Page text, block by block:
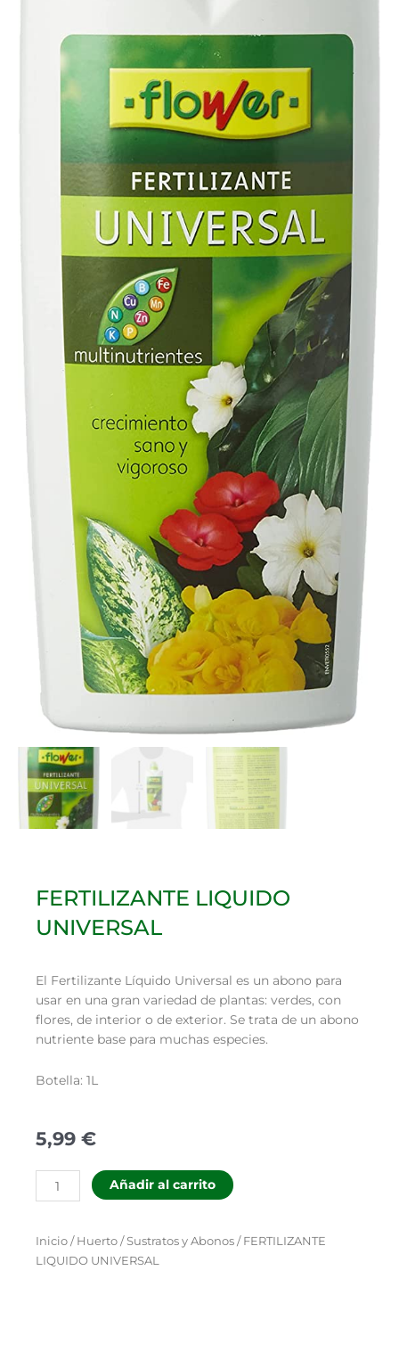
FERTILIZANTE LIQUIDO
UNIVERSAL
El Fertilizante Líquido Universal es un abono para
usar en una gran variedad de plantas: verdes, con
flores, de interior o de exterior. Se trata de un abono
nutriente base para muchas especies.
Botella: 1L
5,99 €
FERTILIZANTE
LIQUIDO
cantidad
Añadir al carrito
Inicio / Huerto /Sustratos y Abonos / FERTILIZANTE
LIQUIDO UNIVERSAL